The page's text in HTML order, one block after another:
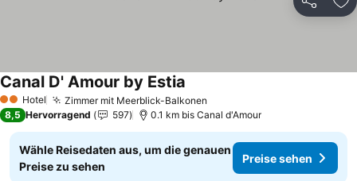
Teilen
2 Sterne
Hotel Zimmer mit Meerblick-Balkonen
Canal D' Amour by Estia
8,5 Hervorragend 597 0.1 km bis Canal d'Amour
Wähle Reisedaten aus, um die genauen
Preise zu sehen
Preise sehen